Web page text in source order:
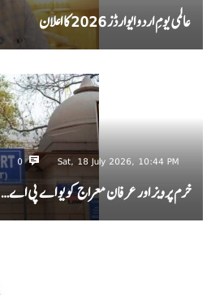
عالمی یومِ اردو ایوارڈز 2026 کا اعلان
Sat, 18 July 2026, 10:44 PM
0
خرم پرویز اور عرفان معراج کو یو اے پی اے…